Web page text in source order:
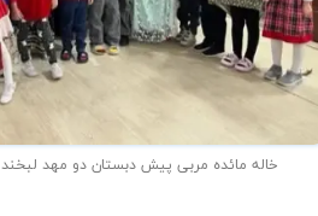
خاله مائده مربی پیش دبستان دو مهد لبخند